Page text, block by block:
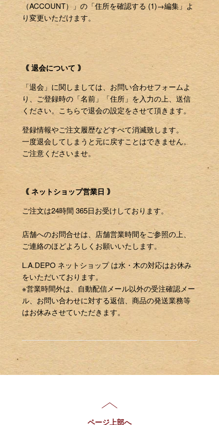
（ACCOUNT）」の「住所を確認する (1)→編集」よ
り変更いただけます。
｟ 退会について ｠
「退会」に関しましては、お問い合わせフォームよ
り、ご登録時の「名前」「住所」を入力の上、送信
ください。こちらで退会の設定をさせて頂きます。
登録情報やご注文履歴などすべて消滅致します。
一度退会してしまうと元に戻すことはできません。
ご注意くださいませ。
｟ ネットショップ営業日 ｠
ご注文は24時間 365日お受けしております。
店舗へのお問合せは、店舗営業時間をご参照の上、
ご連絡のほどよろしくお願いいたします。
L.A.DEPO ネットショップ は水・木の対応はお休み
をいただいております。
※営業時間外は、自動配信メール以外の受注確認メー
ル、お問い合わせに対する返信、商品の発送業務等
はお休みさせていただきます。
ページ上部へ